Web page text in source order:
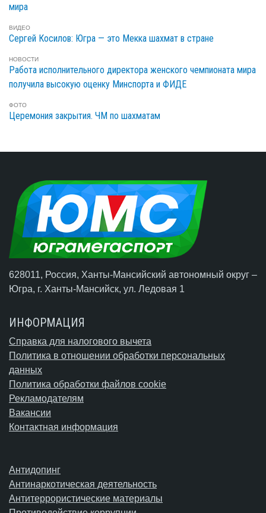
мира
ВИДЕО
Сергей Косилов: Югра — это Мекка шахмат в стране
НОВОСТИ
Работа исполнительного директора женского чемпионата мира
получила высокую оценку Минспорта и ФИДЕ
ФОТО
Церемония закрытия. ЧМ по шахматам
628011, Россия, Ханты-Мансийский автономный округ –
Югра, г. Ханты-Мансийск, ул. Ледовая 1
ИНФОРМАЦИЯ
Справка для налогового вычета
Политика в отношении обработки персональных
данных
Политика обработки файлов cookie
Рекламодателям
Вакансии
Контактная информация
Антидопинг
Антинаркотическая деятельность
Антитеррористические материалы